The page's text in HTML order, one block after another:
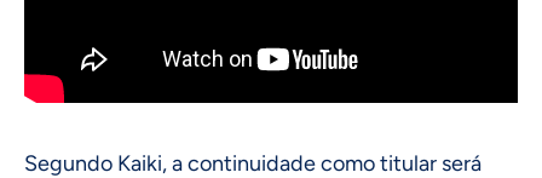
Segundo Kaiki, a continuidade como titular será